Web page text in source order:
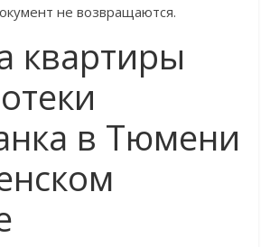
не возвращаются.
квартиры
в Тюмени